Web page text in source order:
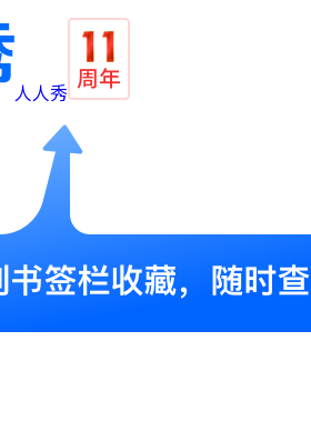
人人秀